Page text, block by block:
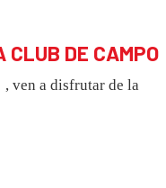
CLUB DE CAMPO
, ven a disfrutar de la